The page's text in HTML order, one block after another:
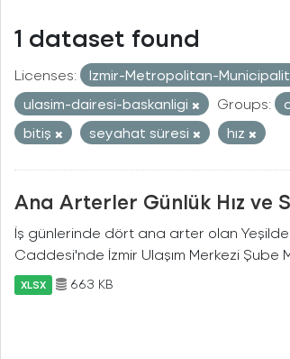
1 dataset found
Licenses: Izmir-Metropolitan-
ulasim-dairesi-baskanligi
Groups:
bitiş
seyahat süresi hız
Ana Arterler Günlük Hız ve
İş günlerinde dört ana arter olan
Caddesi'nde İzmir Ulaşım Merkezi
XLSX 663 KB